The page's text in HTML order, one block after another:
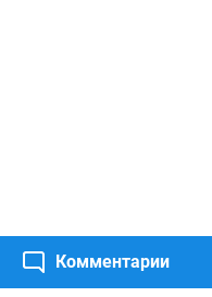
Комментарии